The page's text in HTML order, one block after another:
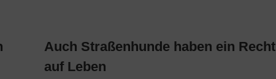
Auch Straßenhunde haben ein Recht
auf Leben